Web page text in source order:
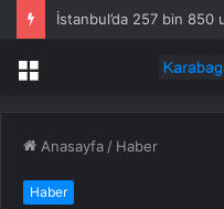
İstanbul’da 257 bin
Menü
Anasayfa / Haber
Haber